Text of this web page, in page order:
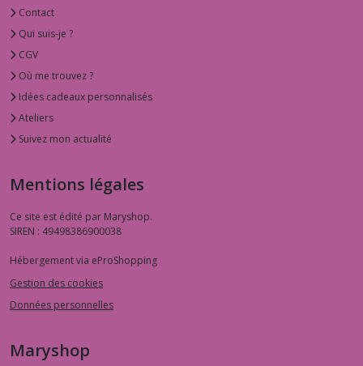
Contact
Qui suis-je ?
CGV
Où me trouvez ?
Idées cadeaux personnalisés
Ateliers
Suivez mon actualité
Mentions légales
Ce site est édité par Maryshop.
SIREN : 49498386900038
Hébergement via eProShopping
Gestion des cookies
Données personnelles
Maryshop